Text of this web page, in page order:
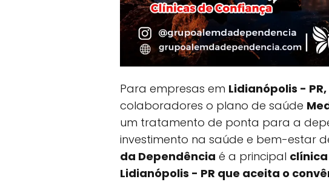
Para empresas em Lidianópolis - PR,
colaboradores o plano de saúde
um tratamento de ponta para a
investimento na saúde e bem-estar
da Dependência é a principal
Lidianópolis - PR que aceita o